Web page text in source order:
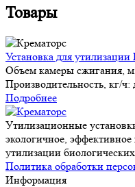
Товары
Установка для
Объем камеры сжигания,
Производительность, кг/ч:
Подробнее
Утилизационные
экологичное,
утилизации
Политика обработки
Информация